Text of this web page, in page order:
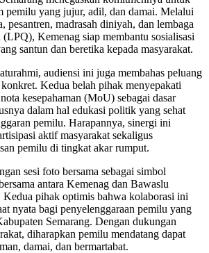
pemilu yang jujur, adil, dan damai. Melalui
pesantren, madrasah diniyah, dan lembaga
Kemenag siap membantu sosialisasi
santun dan beretika kepada masyarakat.
audiensi ini juga membahas peluang
Kedua belah pihak menyepakati
kesepahaman (MoU) sebagai dasar
dalam hal edukasi politik yang sehat
pemilu. Harapannya, sinergi ini
aktif masyarakat sekaligus
pemilu di tingkat akar rumput.
sesi foto bersama sebagai simbol
antara Kemenag dan Bawaslu
Kedua pihak optimis bahwa kolaborasi ini
nyata bagi penyelenggaraan pemilu yang
Semarang. Dengan dukungan
diharapkan pemilu mendatang dapat
damai, dan bermartabat.